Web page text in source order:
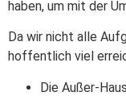
haben, um mit der
Da wir nicht alle
hoffentlich viel
Die Außer-